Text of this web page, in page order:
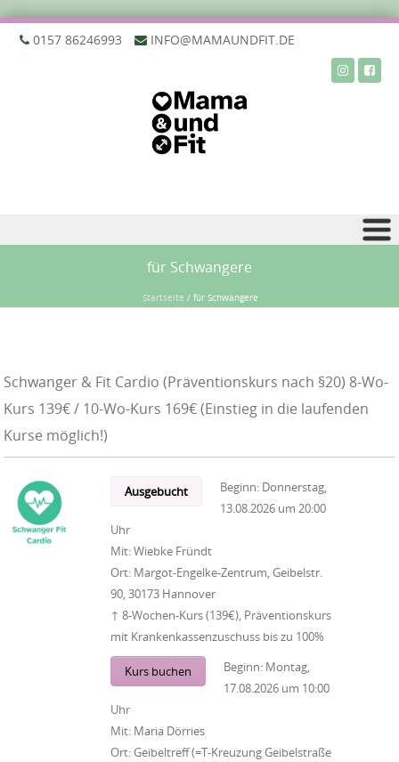
‭0157 86246993‬ INFO@MAMAUNDFIT.DE
für Schwangere
Startseite / für Schwangere
Schwanger & Fit Cardio (Präventionskurs nach §20) 8-Wo-
Kurs 139€ / 10-Wo-Kurs 169€ (Einstieg in die laufenden
Kurse möglich!)
Ausgebucht Beginn: Donnerstag,
13.08.2026 um 20:00
Uhr
Mit:Wiebke Fründt
Ort: Margot-Engelke-Zentrum, Geibelstr.
90, 30173 Hannover
↑ 8-Wochen-Kurs (139€), Präventionskurs
mit Krankenkassenzuschuss bis zu 100%
Kurs buchen Beginn: Montag,
17.08.2026 um 10:00
Uhr
Mit: Maria Dörries
Ort:Geibeltreff (=T-Kreuzung Geibelstraße